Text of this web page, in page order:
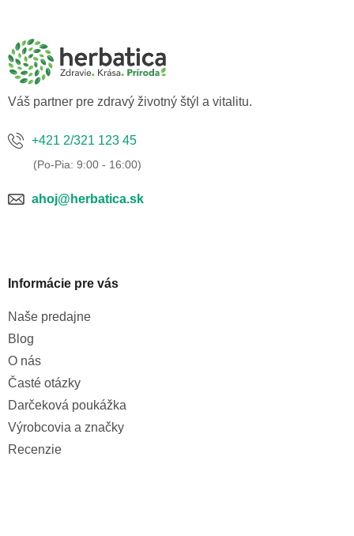
Váš partner pre zdravý životný štýl a vitalitu.
+421 2/321 123 45
ahoj@herbatica.sk
Informácie pre vás
Naše predajne
Blog
O nás
Časté otázky
Darčeková poukážka
Výrobcovia a značky
Recenzie